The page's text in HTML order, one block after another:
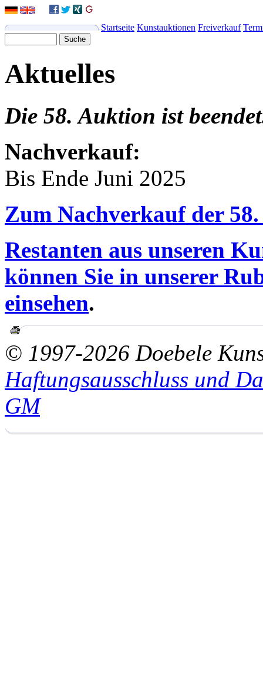
Startseite Kunstauktionen Freiverkauf
Aktuelles
Die 58. Auktion ist
Nachverkauf:
Bis Ende Juni 2025
Zum Nachverkauf der
Restanten aus unseren
können Sie in unserer
einsehen.
© 1997-2026 Doebele
Haftungsausschluss und
GM